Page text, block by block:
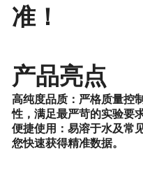
准！
产品亮点
高纯度品质：严格质量控
性，满足最严苛的实验要求
便捷使用：易溶于水及常
您快速获得精准数据。